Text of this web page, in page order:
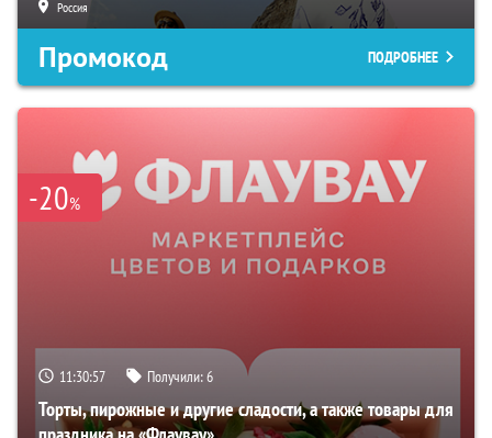
Россия
Промокод ПОДРОБНЕЕ
-20%
11:30:56 Получили:6
Торты, пирожные и другие сладости, а также товары для